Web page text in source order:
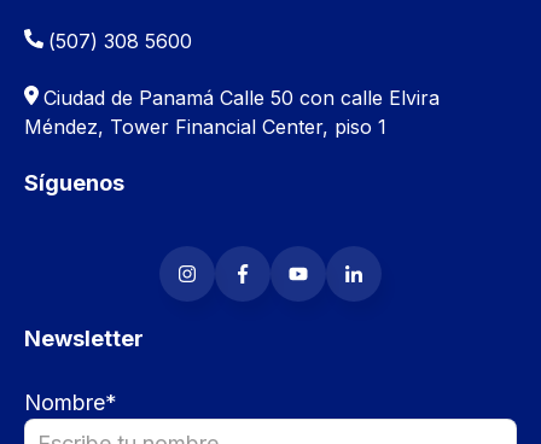
(507) 308 5600
Ciudad de Panamá Calle 50 con calle Elvira
Méndez, Tower Financial Center, piso 1
Síguenos
Newsletter
Nombre*